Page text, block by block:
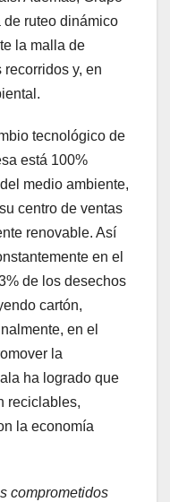
de ruteo dinámico
la malla de
y, en
tecnológico de
está 100%
medio ambiente,
centro de ventas
renovable. Así
en el
de los desechos
cartón,
en el
la
ha logrado que
reciclables,
la economía
comprometidos